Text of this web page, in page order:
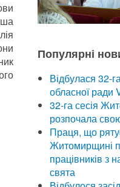
Популярні
Відбулася 32-
обласної ради
32-га сесія
розпочала
Праця, що
Житомирщині
працівників з
свята